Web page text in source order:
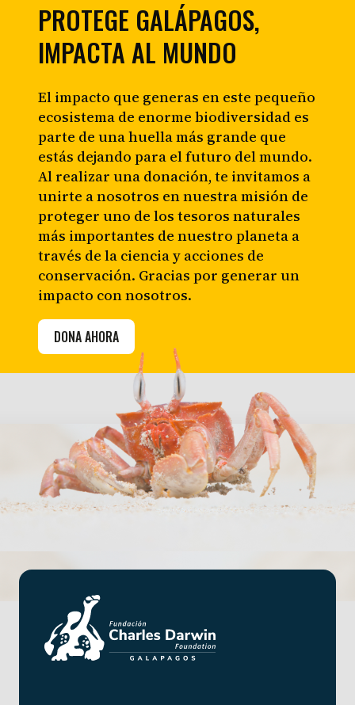
PROTEGE GALÁPAGOS,
IMPACTA AL MUNDO
El impacto que generas en este pequeño
ecosistema de enorme biodiversidad es
parte de una huella más grande que
estás dejando para el futuro del mundo.
Al realizar una donación, te invitamos a
unirte a nosotros en nuestra misión de
proteger uno de los tesoros naturales
más importantes de nuestro planeta a
través de la ciencia y acciones de
conservación. Gracias por generar un
impacto con nosotros.
DONA AHORA